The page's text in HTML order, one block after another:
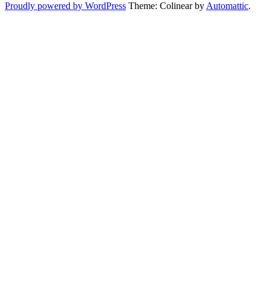
Proudly powered by WordPress Theme: Colinear by Automattic.